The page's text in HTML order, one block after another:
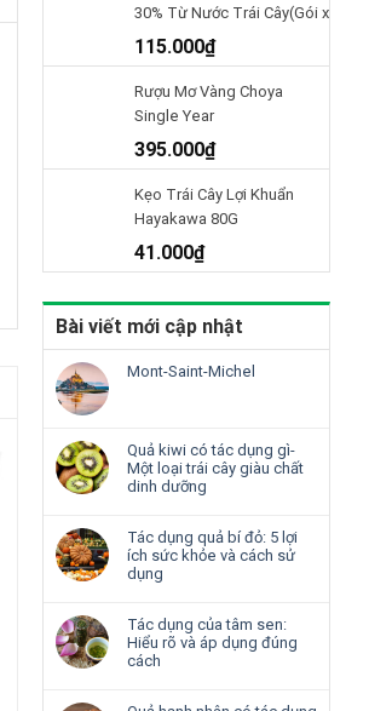
30% Từ Nước Trái Cây(Gói x
480 gr) Nhật Bản.
115.000₫
Rượu Mơ Vàng Choya
Single Year
650Ml(4905846117966).
395.000₫
Kẹo Trái Cây Lợi Khuẩn
Hayakawa 80G
41.000₫
Bài viết mới cập nhật
Mont-Saint-Michel
Quả kiwi có tác dụng gì-
Một loại trái cây giàu chất
dinh dưỡng
Tác dụng quả bí đỏ: 5 lợi
ích sức khỏe và cách sử
dụng
Tác dụng của tâm sen:
Hiểu rõ và áp dụng đúng
cách